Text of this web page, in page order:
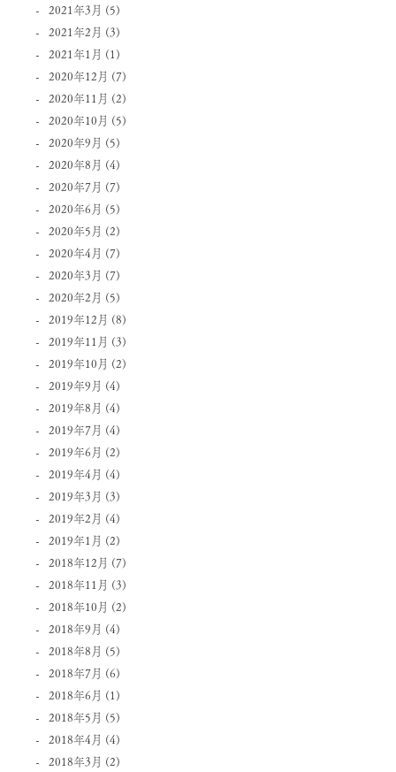
2021年3月 (5)
2021年2月 (3)
2021年1月 (1)
2020年12月 (7)
2020年11月 (2)
2020年10月 (5)
2020年9月 (5)
2020年8月 (4)
2020年7月 (7)
2020年6月 (5)
2020年5月 (2)
2020年4月 (7)
2020年3月 (7)
2020年2月 (5)
2019年12月 (8)
2019年11月 (3)
2019年10月 (2)
2019年9月 (4)
2019年8月 (4)
2019年7月 (4)
2019年6月 (2)
2019年4月 (4)
2019年3月 (3)
2019年2月 (4)
2019年1月 (2)
2018年12月 (7)
2018年11月 (3)
2018年10月 (2)
2018年9月 (4)
2018年8月 (5)
2018年7月 (6)
2018年6月 (1)
2018年5月 (5)
2018年4月 (4)
2018年3月 (2)